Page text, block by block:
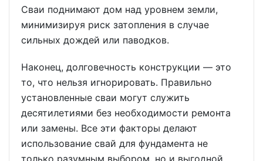
Сваи поднимают дом над уровнем земли,
минимизируя риск затопления в случае
сильных дождей или паводков.
Наконец, долговечность конструкции — это
то, что нельзя игнорировать. Правильно
установленные сваи могут служить
десятилетиями без необходимости ремонта
или замены. Все эти факторы делают
использование свай для фундамента не